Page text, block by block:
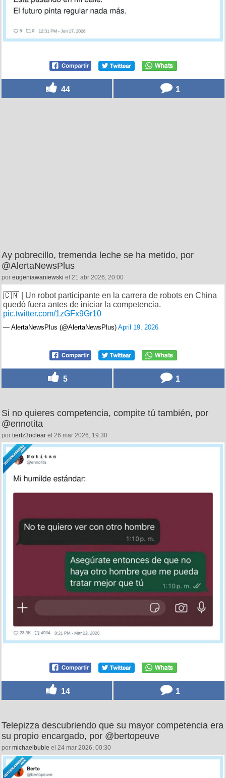
44 1
Ay pobrecillo, tremenda leche se ha metido, por
@AlertaNewsPlus
por eugeniawaniewski el 21 abr 2026, 20:00
🇨🇳 | Un robot participante en la carrera de robots en China
quedó fuera antes de iniciar la competencia.
pic.twitter.com/1zGFx9Gr10
— AlertaNewsPlus (@AlertaNewsPlus) April 19, 2026
5 1
Si no quieres competencia, compite tú también, por
@ennotita
por tiertz3oclear el 26 mar 2026, 19:30
14 1
Telepizza descubriendo que su mayor competencia era
su propio encargado, por @bertopeuve
por michaelbuble el 24 mar 2026, 00:30